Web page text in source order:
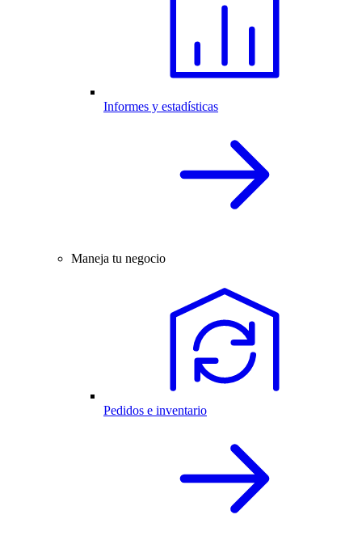
Informes y estadísticas
Maneja tu negocio
Pedidos e inventario